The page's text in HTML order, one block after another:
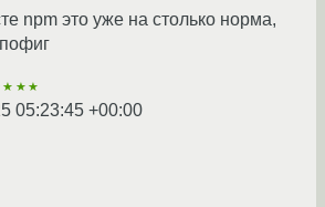
npm это уже на столько норма,
05:23:45 +00:00